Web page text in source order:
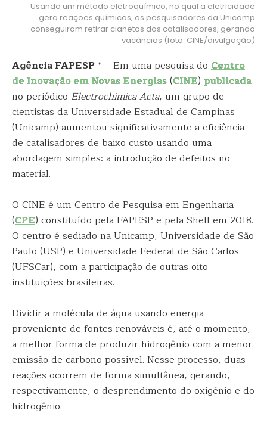
Usando um método eletroquímico, no qual a eletricidade
gera reações químicas, os pesquisadores da Unicamp
conseguiram retirar cianetos dos catalisadores, gerando
vacâncias (foto: CINE/divulgação)
Agência FAPESP* – Em uma pesquisa do Centro
de Inovação em Novas Energias(CINE) publicada
no periódico Electrochimica Acta, um grupo de
cientistas da Universidade Estadual de Campinas
(Unicamp) aumentou significativamente a eficiência
de catalisadores de baixo custo usando uma
abordagem simples: a introdução de defeitos no
material.
O CINE é um Centro de Pesquisa em Engenharia
(CPE) constituído pela FAPESP e pela Shell em 2018.
O centro é sediado na Unicamp, Universidade de São
Paulo (USP) e Universidade Federal de São Carlos
(UFSCar), com a participação de outras oito
instituições brasileiras.
Dividir a molécula de água usando energia
proveniente de fontes renováveis é, até o momento,
a melhor forma de produzir hidrogênio com a menor
emissão de carbono possível. Nesse processo, duas
reações ocorrem de forma simultânea, gerando,
respectivamente, o desprendimento do oxigênio e do
hidrogênio.